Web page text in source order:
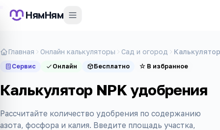
НямНям
Главная Онлайн калькуляторы Сад и огород
Сервис Онлайн Бесплатно ☆ В избранное
Калькулятор NPK удобрения
Рассчитайте количество удобрения по содержанию
азота, фосфора и калия. Введите площадь участка,